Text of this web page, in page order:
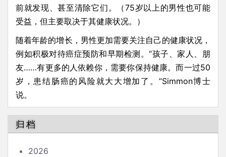
前就发现、甚至清除它们。（75岁以上的男性也可能
受益，但主要取决于其健康状况。）
随着年龄的增长，男性更加需要关注自己的健康状况，
例如积极对待癌症预防和早期检测。“孩子、家人、朋
友……有更多的人依赖你，需要你保持健康。而一过50
岁，患结肠癌的风险就大大增加了。”Simmon博士
说。
归档
2026